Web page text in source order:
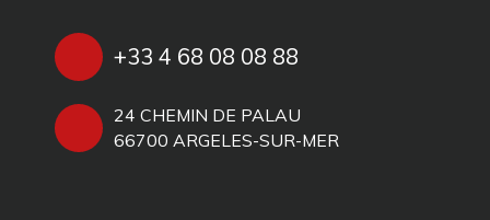
+33 4 68 08 08 88
24 CHEMIN DE PALAU
66700 ARGELES-SUR-MER